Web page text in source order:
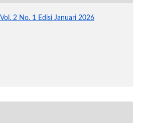
2 No. 1 Edisi Januari 2026